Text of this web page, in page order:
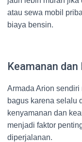
atau sewa mobil
biaya bensin.
Keamanan
Armada Arion
bagus karena selalu
kenyamanan dan
menjadi faktor
diperjalanan.